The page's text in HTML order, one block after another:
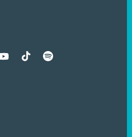
les réseaux